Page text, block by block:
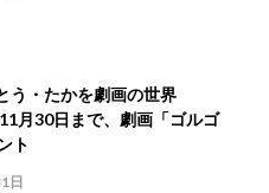
う・たかを劇画の世界
月30日まで、劇画「ゴルゴ
ト
日